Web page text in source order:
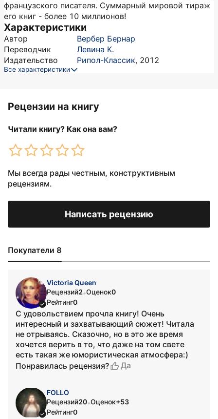
французского писателя. Суммарный мировой тираж
его книг - более 10 миллионов!
Характеристики
Автор
Вербер Бернар
Переводчик
Левина К.
Издательство
Рипол-Классик, 2012
Все характеристики
Рецензии на книгу
Читали книгу? Как она вам?
Мы всегда рады честным, конструктивным
рецензиям.
Написать рецензию
Покупатели 8
Victoria Queen
Рецензий2•Оценок0
Рейтинг0
С удовольствием прочла книгу! Очень
интересный и захватывающий сюжет! Читала
не отрываясь. Сказочно, но в это же время
хочется верить в то, что даже на том свете
есть такая же юмористическая атмосфера:)
Понравилась рецензия?
Да
FOLLO
Рецензий20•Оценок+53
Рейтинг0